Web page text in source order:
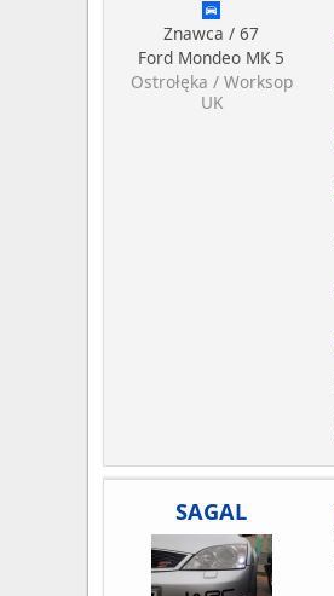
Znawca / 67
Ford Mondeo MK 5
Ostrołęka / Worksop
UK
SAGAL